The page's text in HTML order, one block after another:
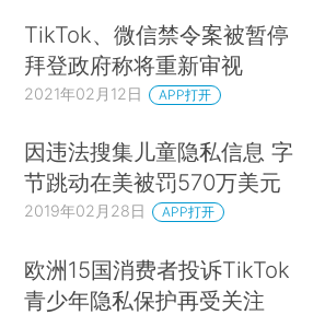
TikTok、微信禁令案被暂停
拜登政府称将重新审视
2021年02月12日 APP打开
因违法搜集儿童隐私信息 字
节跳动在美被罚570万美元
2019年02月28日 APP打开
欧洲15国消费者投诉TikTok
青少年隐私保护再受关注